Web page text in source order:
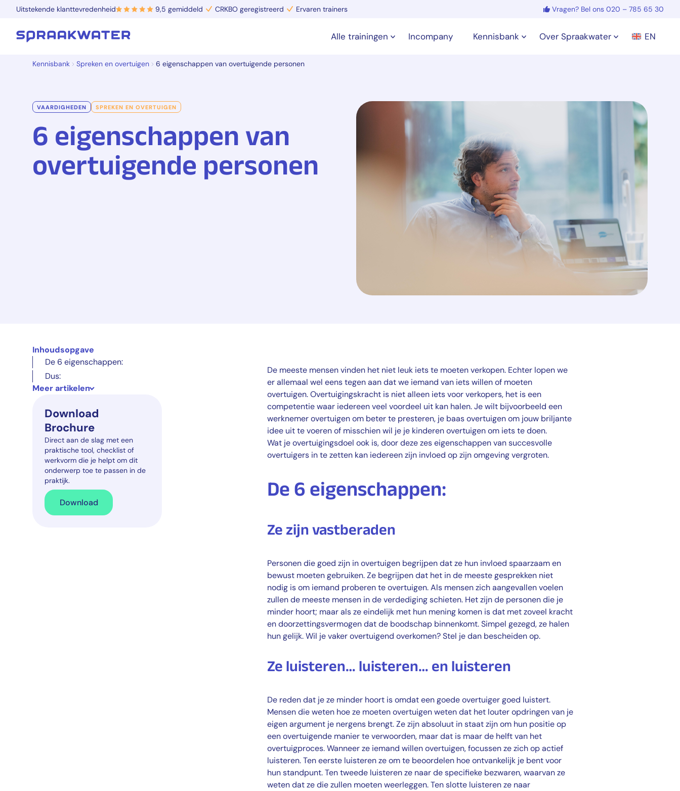
Uitstekende klanttevredenheid 9,5 gemiddeld CRKBO geregistreerd Ervaren trainers Vragen? Bel ons 020 – 785 65 30
Alle trainingen Incompany Kennisbank Over Spraakwater EN
Kennisbank Spreken en overtuigen 6 eigenschappen van overtuigende personen
VAARDIGHEDEN SPREKEN EN OVERTUIGEN
6 eigenschappen van
overtuigende personen
Inhoudsopgave
De 6 eigenschappen:
Dus:
Meer artikelen
Download
Brochure
Direct aan de slag met een
praktische tool, checklist of
werkvorm die je helpt om dit
onderwerp toe te passen in de
praktijk.
Download
De meeste mensen vinden het niet leuk iets te moeten verkopen. Echter lopen we
er allemaal wel eens tegen aan dat we iemand van iets willen of moeten
overtuigen. Overtuigingskracht is niet alleen iets voor verkopers, het is een
competentie waar iedereen veel voordeel uit kan halen. Je wilt bijvoorbeeld een
werknemer overtuigen om beter te presteren, je baas overtuigen om jouw briljante
idee uit te voeren of misschien wil je je kinderen overtuigen om iets te doen.
Wat je overtuigingsdoel ook is, door deze zes eigenschappen van succesvolle
overtuigers in te zetten kan iedereen zijn invloed op zijn omgeving vergroten.
De 6 eigenschappen:
Ze zijn vastberaden
Personen die goed zijn in overtuigen begrijpen dat ze hun invloed spaarzaam en
bewust moeten gebruiken. Ze begrijpen dat het in de meeste gesprekken niet
nodig is om iemand proberen te overtuigen. Als mensen zich aangevallen voelen
zullen de meeste mensen in de verdediging schieten. Het zijn de personen die je
minder hoort; maar als ze eindelijk met hun mening komen is dat met zoveel kracht
en doorzettingsvermogen dat de boodschap binnenkomt. Simpel gezegd, ze halen
hun gelijk. Wil je vaker overtuigend overkomen? Stel je dan bescheiden op.
Ze luisteren… luisteren… en luisteren
De reden dat je ze minder hoort is omdat een goede overtuiger goed luistert.
Mensen die weten hoe ze moeten overtuigen weten dat het louter opdringen van je
eigen argument je nergens brengt. Ze zijn absoluut in staat zijn om hun positie op
een overtuigende manier te verwoorden, maar dat is maar de helft van het
overtuigproces. Wanneer ze iemand willen overtuigen, focussen ze zich op actief
luisteren. Ten eerste luisteren ze om te beoordelen hoe ontvankelijk je bent voor
hun standpunt. Ten tweede luisteren ze naar de specifieke bezwaren, waarvan ze
weten dat ze die zullen moeten weerleggen. Ten slotte luisteren ze naar